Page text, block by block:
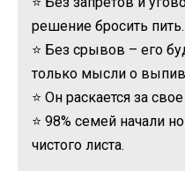
решение бросить пить.
⭐ Без срывов – его
только мысли о
⭐ Он раскается за
⭐ 98% семей начали
чистого листа.